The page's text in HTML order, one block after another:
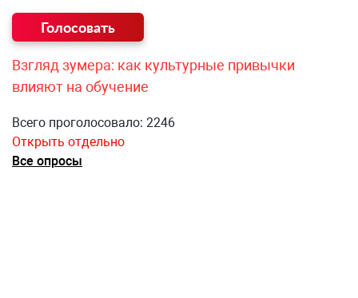
Взгляд зумера: как культурные привычки
влияют на обучение
Всего проголосовало: 2246
Открыть отдельно
Все опросы